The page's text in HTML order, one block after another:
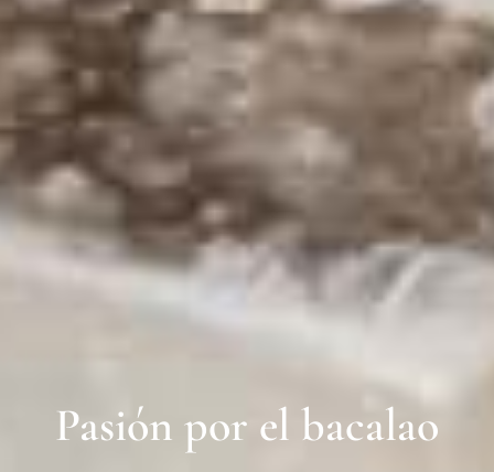
Pasión por el bacalao